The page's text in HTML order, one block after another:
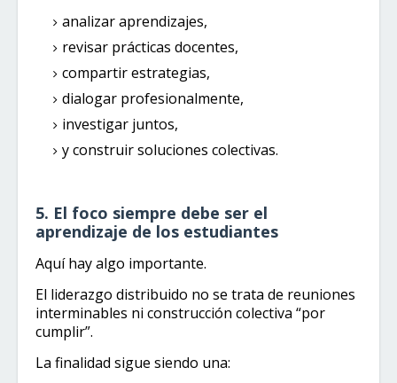
analizar aprendizajes,
revisar prácticas docentes,
compartir estrategias,
dialogar profesionalmente,
investigar juntos,
y construir soluciones colectivas.
5. El foco siempre debe ser el
aprendizaje de los estudiantes
Aquí hay algo importante.
El liderazgo distribuido no se trata de reuniones
interminables ni construcción colectiva “por
cumplir”.
La finalidad sigue siendo una: